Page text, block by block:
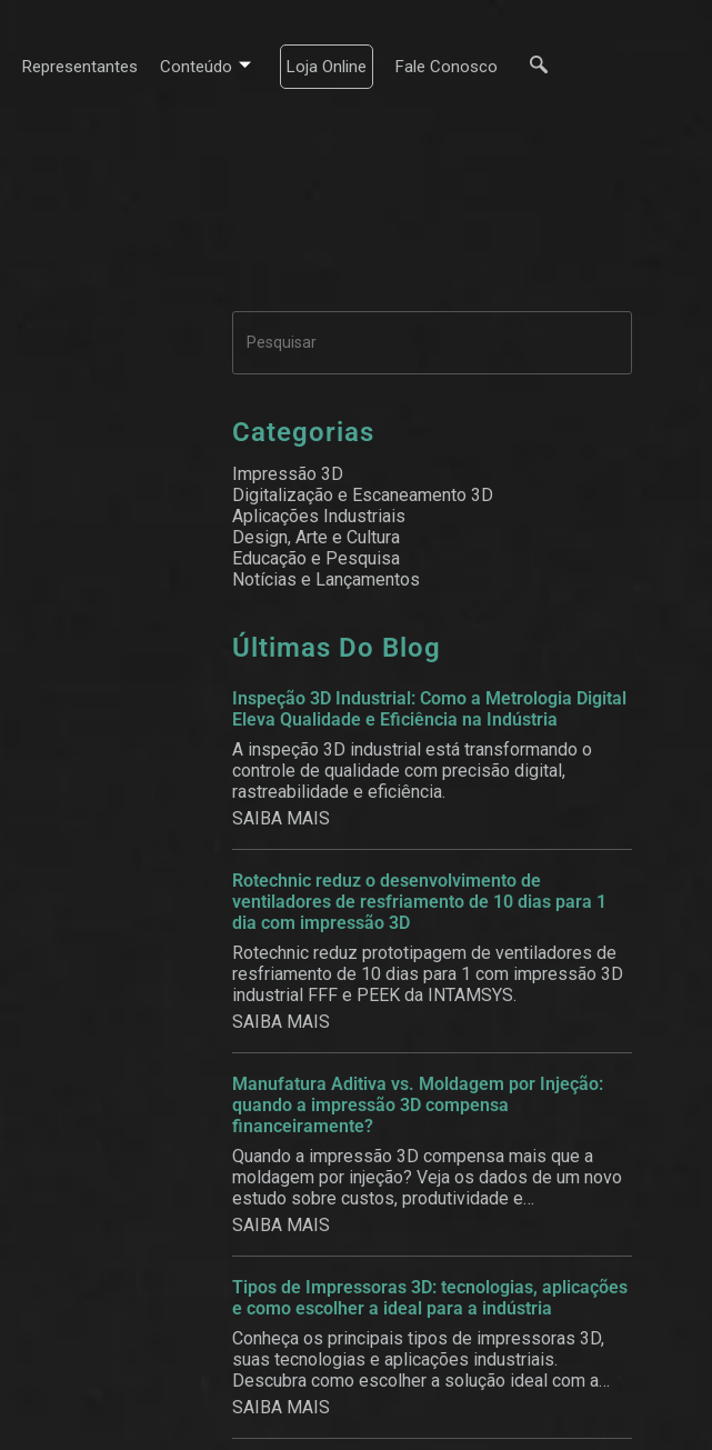
Representantes Conteúdo Loja Online Fale Conosco
Categorias
Impressão 3D
Digitalização e Escaneamento 3D
Aplicações Industriais
Design, Arte e Cultura
Educação e Pesquisa
Notícias e Lançamentos
Últimas Do Blog
Inspeção 3D Industrial: Como a Metrologia Digital
Eleva Qualidade e Eficiência na Indústria
A inspeção 3D industrial está transformando o
controle de qualidade com precisão digital,
rastreabilidade e eficiência.
SAIBA MAIS
Rotechnic reduz o desenvolvimento de
ventiladores de resfriamento de 10 dias para 1
dia com impressão 3D
Rotechnic reduz prototipagem de ventiladores de
resfriamento de 10 dias para 1 com impressão 3D
industrial FFF e PEEK da INTAMSYS.
SAIBA MAIS
Manufatura Aditiva vs. Moldagem por Injeção:
quando a impressão 3D compensa
financeiramente?
Quando a impressão 3D compensa mais que a
moldagem por injeção? Veja os dados de um novo
estudo sobre custos, produtividade e
customização em massa.
SAIBA MAIS
Tipos de Impressoras 3D: tecnologias, aplicações
e como escolher a ideal para a indústria
Conheça os principais tipos de impressoras 3D,
suas tecnologias e aplicações industriais.
Descubra como escolher a solução ideal com a
3BE.
SAIBA MAIS